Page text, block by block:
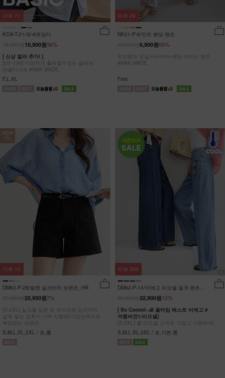
KOA-T-21/유넥트임티
36%
10,900원
[ 신상 컬러 추가! ]
[55~120] 다양하게 활용할수있는 슬라브
반팔티셔츠 #NAK MADE.
F,L,XL
리뷰 71
NK21-P-6/인트 밴딩 팬츠
65%
6,900원
편안함과 군살커버까지~밴딩 와이드 팬츠
#NAK MADE.
Free
리뷰 29
NEW
7%
DM62-P-28/발렌 실크터치 숏팬츠_HR
7%
25,950원
[S-2XL] 실크를 입은 듯 부드러운,입자마자
살에 닿는 감촉이 너무 시원해!기장선택으로
부담없는 숏팬츠
S,M,L,XL,2XL / 숏,롱
리뷰 10
DM62-P-14/비에고 리오셀 절개 팬츠
15%
32,900원
[ So Cooool~🧊 올타임 베스트 비에고 #
여름버전1/리오셀]
[S-2XL] 쿨 리오셀 소재로 가볍고 시원하게!
사이드 절개 쿨링 데님팬츠
S,M,L,XL,2XL / 숏,기본,롱
리뷰 330